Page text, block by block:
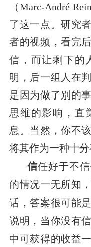
（Marc-André
了这一点。研究
者的视频，看完
信，而让剩下的
明，后一组人在
是因为做了别的
思维的影响，直
息。当然，你不
将其作为一种十
信任好于不
的情况一无所知
话，答案很可能
说明，当你没有
中可获得的收益